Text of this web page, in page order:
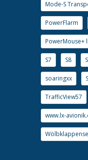
Mode-S
PowerFlarm
PowerMouse+
S7 S8
soaringxx
TrafficView57
www.lx-